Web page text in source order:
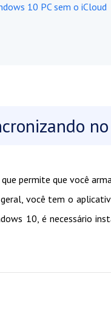
10 PC sem o iCloud
permite que você
você tem o
10, é necessário